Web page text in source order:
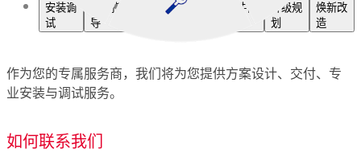
安装调
试
技术指
导
设备维
故障抢
备件供
升级规
划
焕新改
造
作为您的专属服务商，我们将为您提供方案设计、交付、专
业安装与调试服务。
如何联系我们